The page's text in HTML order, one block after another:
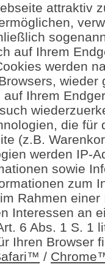
attraktiv
auf Ihrem
werden
Ihrem
die für
(z.B.
werden IP-
sowie
zum
Rahmen
Interessen an
6 Abs. 1 S. 1
Ihren Browser
/